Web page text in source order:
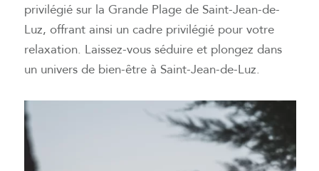
privilégié sur la Grande Plage de Saint-Jean-de-
Luz, offrant ainsi un cadre privilégié pour votre
relaxation. Laissez-vous séduire et plongez dans
un univers de bien-être à Saint-Jean-de-Luz.